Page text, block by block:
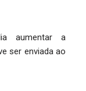
aumentar a
ser enviada ao